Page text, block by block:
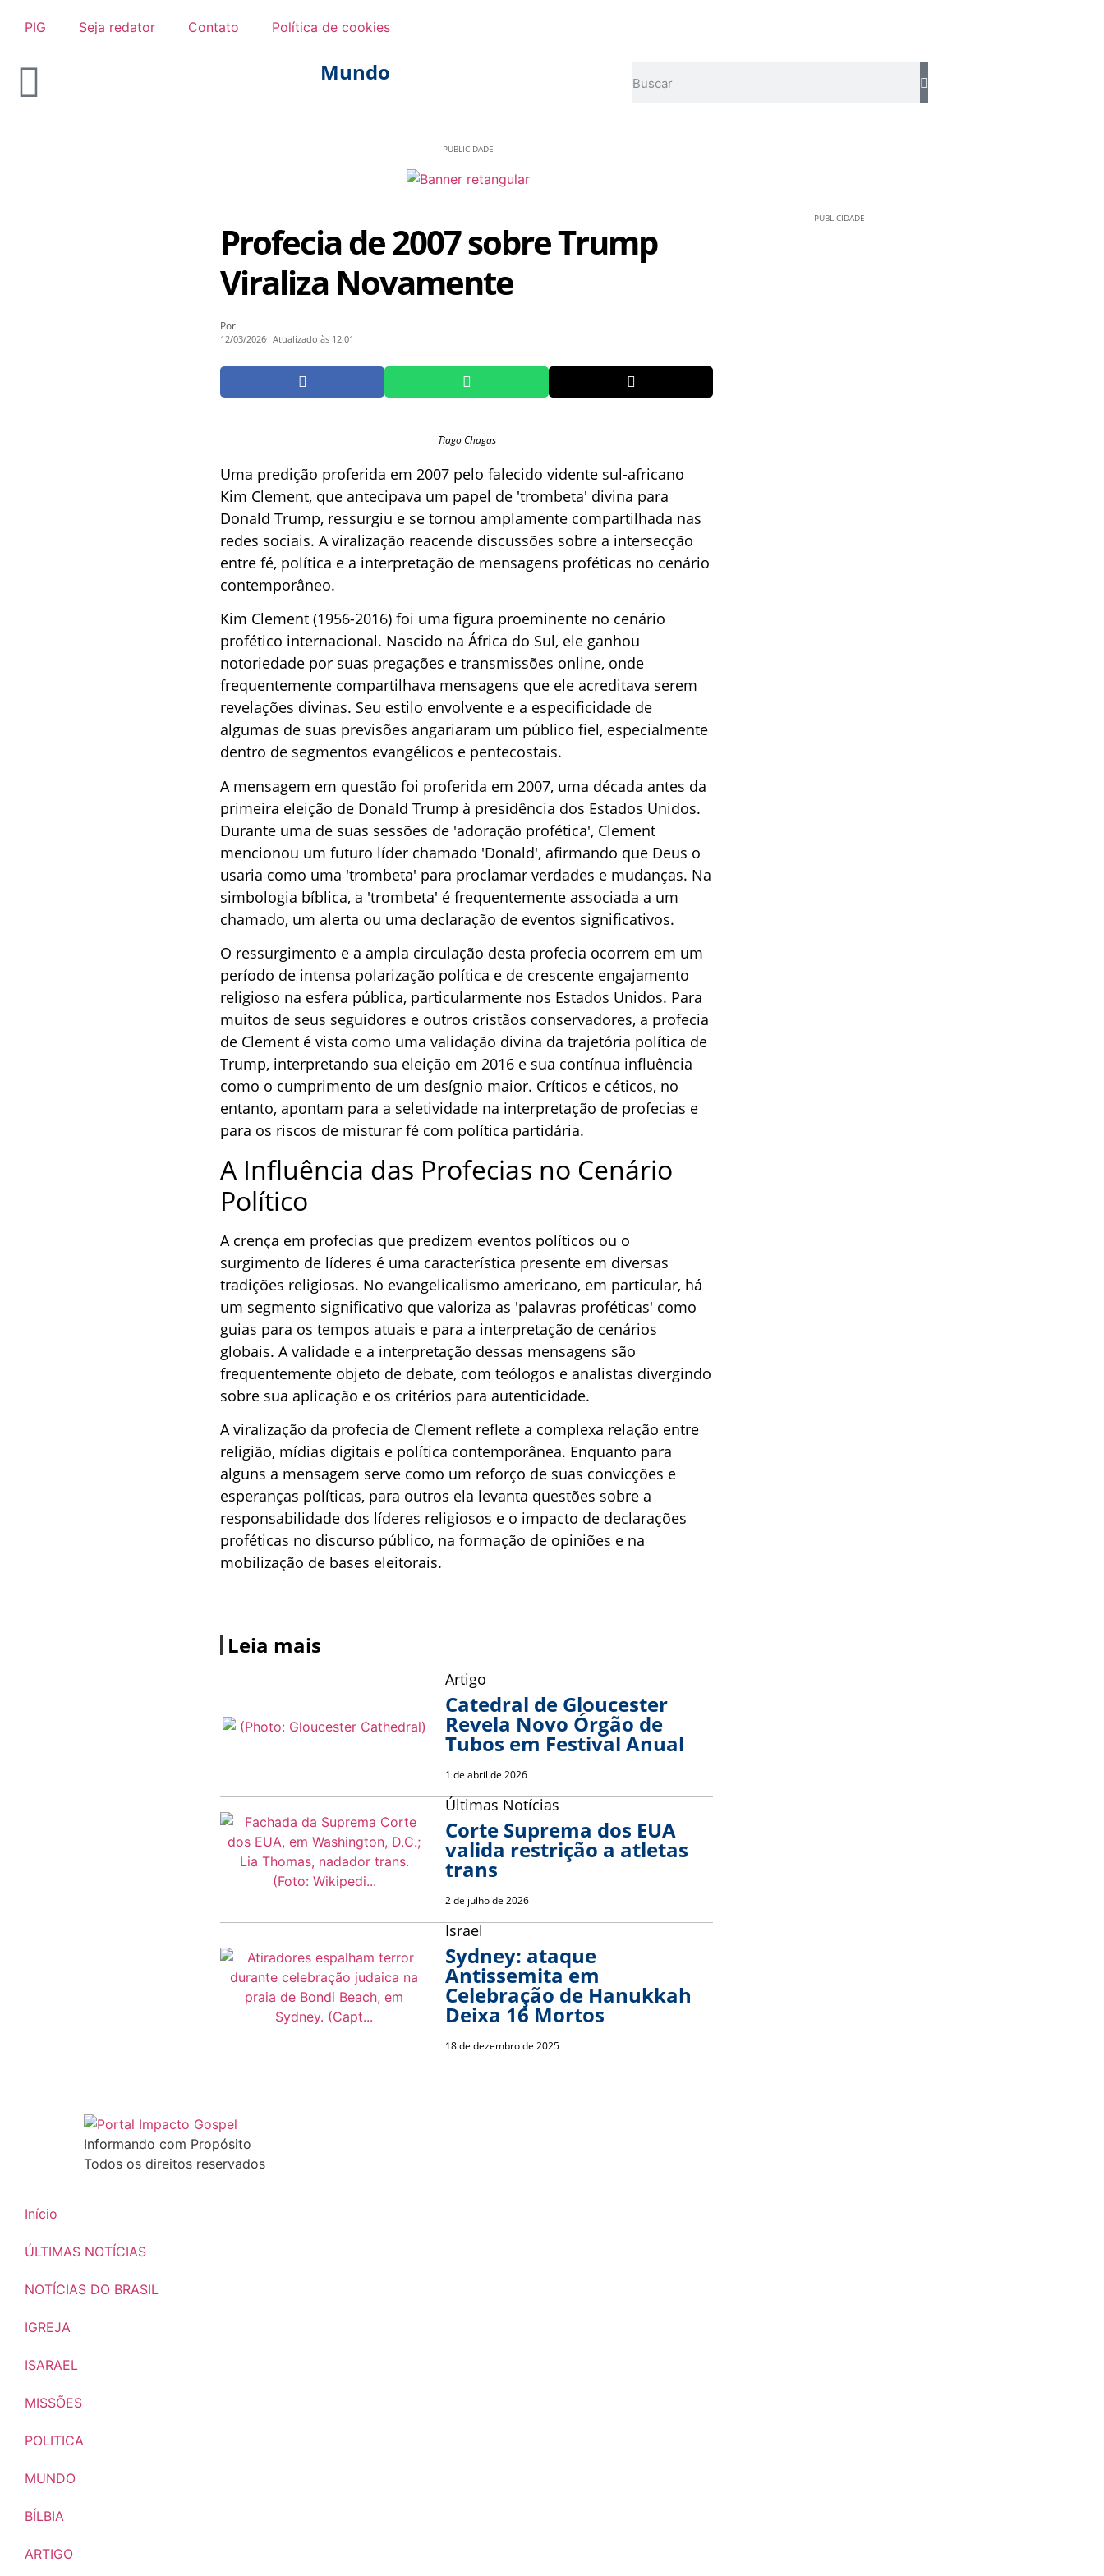
PIG Seja redator Contato Política de cookies
Mundo
PUBLICIDADE
Profecia de 2007 sobre Trump
Viraliza Novamente
Por
12/03/2026 Atualizado às 12:01
Tiago Chagas
Uma predição proferida em 2007 pelo falecido vidente sul-africano
Kim Clement, que antecipava um papel de 'trombeta' divina para
Donald Trump, ressurgiu e se tornou amplamente compartilhada nas
redes sociais. A viralização reacende discussões sobre a intersecção
entre fé, política e a interpretação de mensagens proféticas no cenário
contemporâneo.
Kim Clement (1956-2016) foi uma figura proeminente no cenário
profético internacional. Nascido na África do Sul, ele ganhou
notoriedade por suas pregações e transmissões online, onde
frequentemente compartilhava mensagens que ele acreditava serem
revelações divinas. Seu estilo envolvente e a especificidade de
algumas de suas previsões angariaram um público fiel, especialmente
dentro de segmentos evangélicos e pentecostais.
A mensagem em questão foi proferida em 2007, uma década antes da
primeira eleição de Donald Trump à presidência dos Estados Unidos.
Durante uma de suas sessões de 'adoração profética', Clement
mencionou um futuro líder chamado 'Donald', afirmando que Deus o
usaria como uma 'trombeta' para proclamar verdades e mudanças. Na
simbologia bíblica, a 'trombeta' é frequentemente associada a um
chamado, um alerta ou uma declaração de eventos significativos.
O ressurgimento e a ampla circulação desta profecia ocorrem em um
período de intensa polarização política e de crescente engajamento
religioso na esfera pública, particularmente nos Estados Unidos. Para
muitos de seus seguidores e outros cristãos conservadores, a profecia
de Clement é vista como uma validação divina da trajetória política de
Trump, interpretando sua eleição em 2016 e sua contínua influência
como o cumprimento de um desígnio maior. Críticos e céticos, no
entanto, apontam para a seletividade na interpretação de profecias e
para os riscos de misturar fé com política partidária.
A Influência das Profecias no Cenário
Político
A crença em profecias que predizem eventos políticos ou o
surgimento de líderes é uma característica presente em diversas
tradições religiosas. No evangelicalismo americano, em particular, há
um segmento significativo que valoriza as 'palavras proféticas' como
guias para os tempos atuais e para a interpretação de cenários
globais. A validade e a interpretação dessas mensagens são
frequentemente objeto de debate, com teólogos e analistas divergindo
sobre sua aplicação e os critérios para autenticidade.
A viralização da profecia de Clement reflete a complexa relação entre
religião, mídias digitais e política contemporânea. Enquanto para
alguns a mensagem serve como um reforço de suas convicções e
esperanças políticas, para outros ela levanta questões sobre a
responsabilidade dos líderes religiosos e o impacto de declarações
proféticas no discurso público, na formação de opiniões e na
mobilização de bases eleitorais.
Leia mais
Artigo
Catedral de Gloucester
Revela Novo Órgão de
Tubos em Festival Anual
1 de abril de 2026
Últimas Notícias
Corte Suprema dos EUA
valida restrição a atletas
trans
2 de julho de 2026
Israel
Sydney: ataque
Antissemita em
Celebração de Hanukkah
Deixa 16 Mortos
18 de dezembro de 2025
PUBLICIDADE
Informando com Propósito
Todos os direitos reservados
Início
ÚLTIMAS NOTÍCIAS
NOTÍCIAS DO BRASIL
IGREJA
ISARAEL
MISSÕES
POLITICA
MUNDO
BÍLBIA
ARTIGO